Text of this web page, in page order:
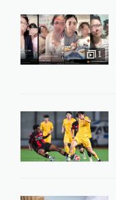
1